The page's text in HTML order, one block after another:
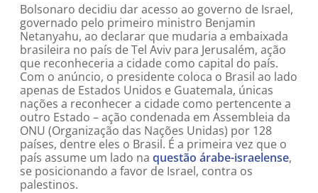
Bolsonaro decidiu dar acesso ao governo de Israel,
governado pelo primeiro ministro Benjamin
Netanyahu, ao declarar que mudaria a embaixada
brasileira no país de Tel Aviv para Jerusalém, ação
que reconheceria a cidade como capital do país.
Com o anúncio, o presidente coloca o Brasil ao lado
apenas de Estados Unidos e Guatemala, únicas
nações a reconhecer a cidade como pertencente a
outro Estado – ação condenada em Assembleia da
ONU (Organização das Nações Unidas) por 128
países, dentre eles o Brasil. É a primeira vez que o
país assume um lado na questão árabe-israelense,
se posicionando a favor de Israel, contra os
palestinos.